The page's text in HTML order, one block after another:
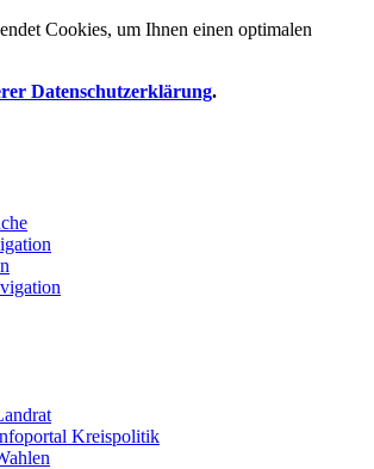
Cookies, um Ihnen einen optimalen
Datenschutzerklärung.
Kreispolitik